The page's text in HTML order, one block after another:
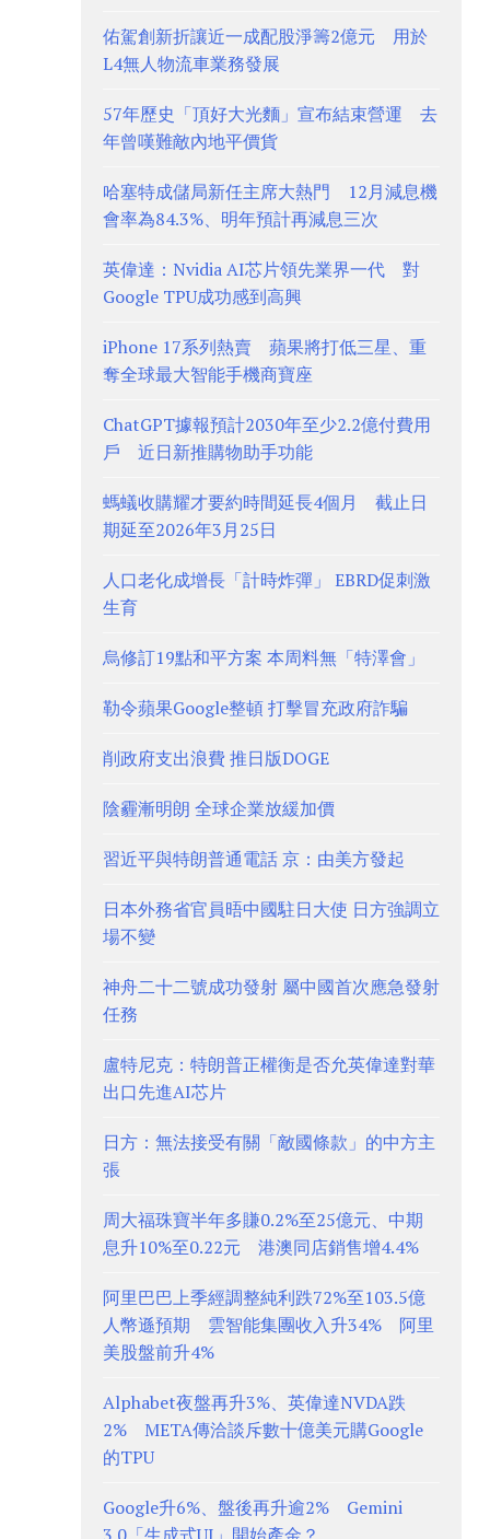
佑駕創新折讓近一成配股淨籌2億元 用於
L4無人物流車業務發展
57年歷史「頂好大光麵」宣布結束營運 去
年曾嘆難敵內地平價貨
哈塞特成儲局新任主席大熱門 12月減息機
會率為84.3%、明年預計再減息三次
英偉達：Nvidia AI芯片領先業界一代 對
Google TPU成功感到高興
iPhone 17系列熱賣 蘋果將打低三星、重
奪全球最大智能手機商寶座
ChatGPT據報預計2030年至少2.2億付費用
戶 近日新推購物助手功能
螞蟻收購耀才要約時間延長4個月 截止日
期延至2026年3月25日
人口老化成增長「計時炸彈」 EBRD促刺激
生育
烏修訂19點和平方案 本周料無「特澤會」
勒令蘋果Google整頓 打擊冒充政府詐騙
削政府支出浪費 推日版DOGE
陰霾漸明朗 全球企業放緩加價
習近平與特朗普通電話 京：由美方發起
日本外務省官員晤中國駐日大使 日方強調立
場不變
神舟二十二號成功發射 屬中國首次應急發射
任務
盧特尼克：特朗普正權衡是否允英偉達對華
出口先進AI芯片
日方：無法接受有關「敵國條款」的中方主
張
周大福珠寶半年多賺0.2%至25億元、中期
息升10%至0.22元 港澳同店銷售增4.4%
阿里巴巴上季經調整純利跌72%至103.5億
人幣遜預期 雲智能集團收入升34% 阿里
美股盤前升4%
Alphabet夜盤再升3%、英偉達NVDA跌
2% META傳洽談斥數十億美元購Google
的TPU
Google升6%、盤後再升逾2% Gemini